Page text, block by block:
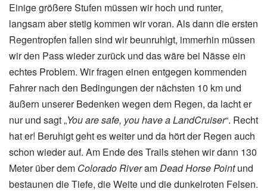
Einige größere Stufen müssen wir hoch und runter,
langsam aber stetig kommen wir voran. Als dann die ersten
Regentropfen fallen sind wir beunruhigt, immerhin müssen
wir den Pass wieder zurück und das wäre bei Nässe ein
echtes Problem. Wir fragen einen entgegen kommenden
Fahrer nach den Bedingungen der nächsten 10 km und
äußern unserer Bedenken wegen dem Regen, da lacht er
nur und sagt „You are safe, you have a LandCruiser“. Recht
hat er! Beruhigt geht es weiter und da hört der Regen auch
schon wieder auf. Am Ende des Trails stehen wir dann 130
Meter über dem Colorado RiveramDeadHorse Pointund
bestaunen die Tiefe, die Weite und die dunkelroten Felsen.